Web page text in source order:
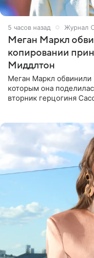
5 часов назад Журнал
Меган Маркл
копировании
Миддлтон
Меган Маркл обвинили
которым она
вторник герцогиня